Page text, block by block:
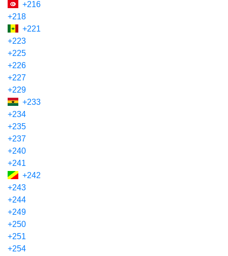
+216
+218
+221
+223
+225
+226
+227
+229
+233
+234
+235
+237
+240
+241
+242
+243
+244
+249
+250
+251
+254